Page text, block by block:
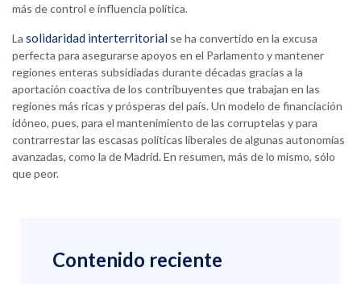
más de control e influencia política.
La solidaridad interterritorial se ha convertido en la excusa
perfecta para asegurarse apoyos en el Parlamento y mantener
regiones enteras subsidiadas durante décadas gracias a la
aportación coactiva de los contribuyentes que trabajan en las
regiones más ricas y prósperas del país. Un modelo de financiación
idóneo, pues, para el mantenimiento de las corruptelas y para
contrarrestar las escasas políticas liberales de algunas autonomías
avanzadas, como la de Madrid. En resumen, más de lo mismo, sólo
que peor.
Contenido reciente